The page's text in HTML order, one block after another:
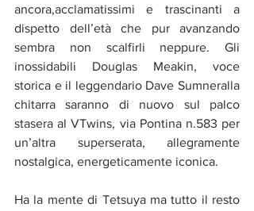
ancora,acclamatissimi e trascinanti a
dispetto dell’età che pur avanzando
sembra non scalfirli neppure. Gli
inossidabili Douglas Meakin, voce
storica e il leggendario Dave Sumneralla
chitarra saranno di nuovo sul palco
stasera al VTwins, via Pontina n.583 per
un’altra superserata, allegramente
nostalgica, energeticamente iconica.
Ha la mente di Tetsuya ma tutto il resto